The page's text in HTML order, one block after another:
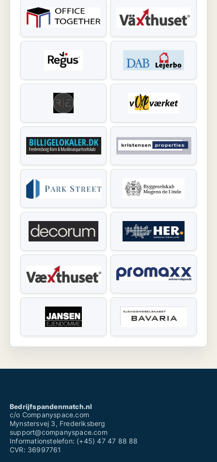
Bedrijfspandenmatch.nl
c/o Companyspace.com
Mynstersvej 3, Frederiksberg
support@companyspace.com
Informationstelefon: (+45) 47 47 88 88
CVR: 36997761